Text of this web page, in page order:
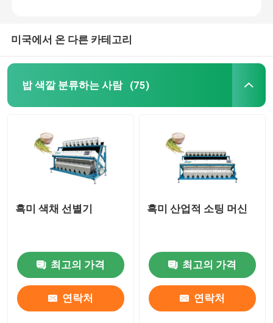
미국에서 온 다른 카테고리
밥 색깔 분류하는 사람 (75)
흑미 색채 선별기
최고의 가격
연락처
흑미 산업적 소팅 머신
최고의 가격
연락처